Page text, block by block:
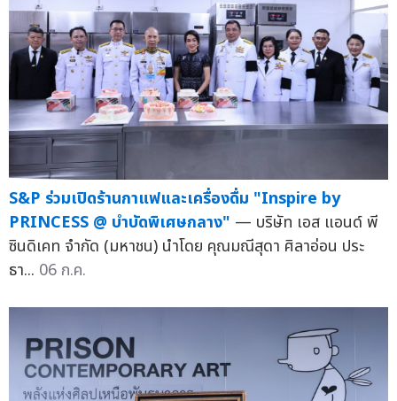
S&P ร่วมเปิดร้านกาแฟและเครื่องดื่ม "Inspire by
PRINCESS @ บำบัดพิเศษกลาง" — บริษัท เอส แอนด์ พี
ซินดิเคท จำกัด (มหาชน) นำโดย คุณมณีสุดา ศิลาอ่อน ประ
ธา... 06 ก.ค.